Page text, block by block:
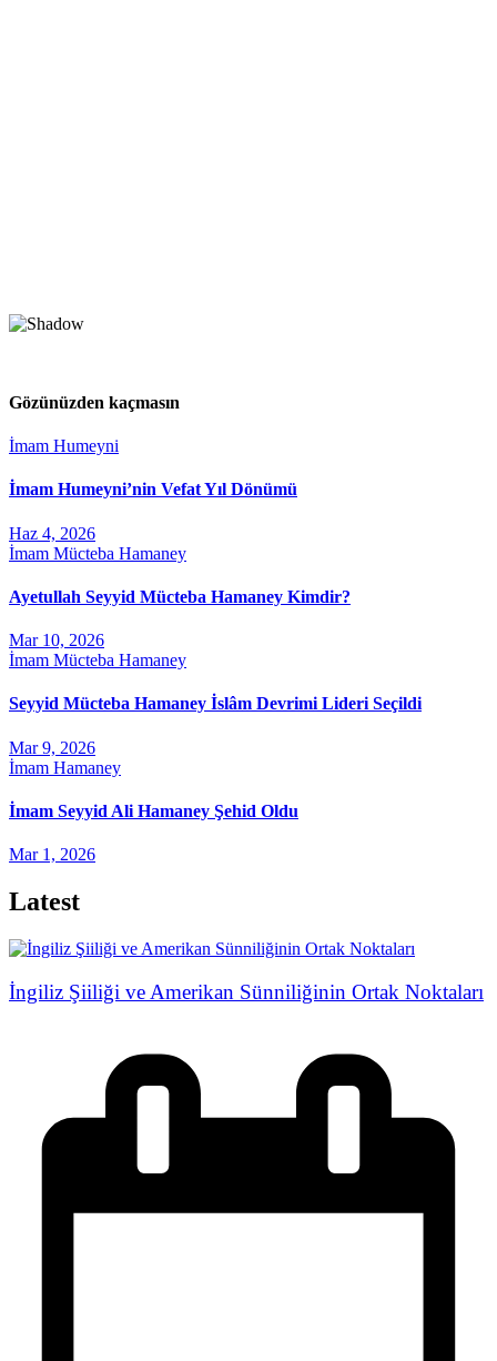
Gözünüzden kaçmasın
İmam Humeyni
İmam Humeyni’nin Vefat Yıl Dönümü
Haz 4, 2026
İmam Mücteba Hamaney
Ayetullah Seyyid Mücteba Hamaney Kimdir?
Mar 10, 2026
İmam Mücteba Hamaney
Seyyid Mücteba Hamaney İslâm Devrimi Lideri Seçildi
Mar 9, 2026
İmam Hamaney
İmam Seyyid Ali Hamaney Şehid Oldu
Mar 1, 2026
Latest
İngiliz Şiiliği ve Amerikan Sünniliğinin Ortak Noktaları